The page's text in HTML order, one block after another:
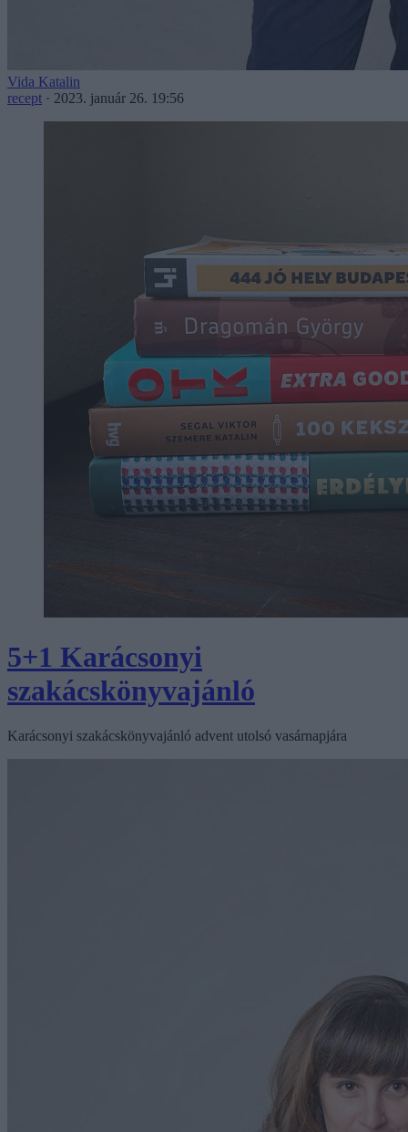
Vida Katalin
recept · 2023. január 26. 19:56
5+1 Karácsonyi
szakácskönyvajánló
Karácsonyi szakácskönyvajánló advent utolsó vasárnapjára